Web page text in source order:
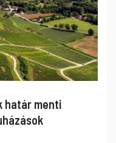
határ menti